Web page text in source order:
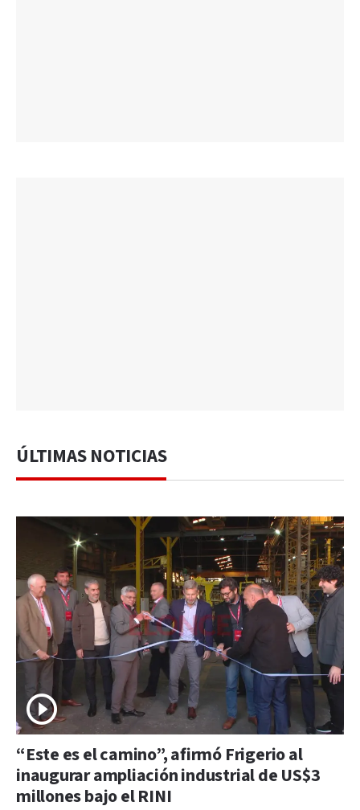
ÚLTIMAS NOTICIAS
“Este es el camino”, afirmó Frigerio al
inaugurar ampliación industrial de US$3
millones bajo el RINI